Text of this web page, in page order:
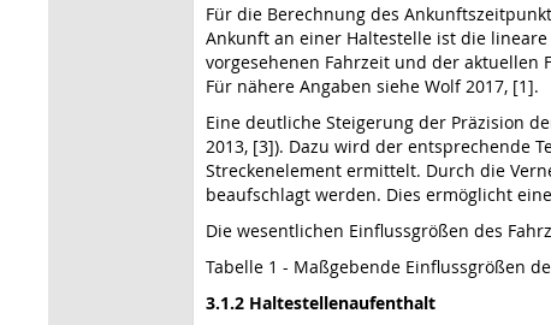
Für die Berechnung des
Ankunft an einer Haltestelle ist die
vorgesehenen Fahrzeit und der aktuellen
Für nähere Angaben siehe Wolf 2017, [1].
Eine deutliche Steigerung der Präzision
2013, [3]). Dazu wird der entsprechende
Streckenelement ermittelt. Durch die
beaufschlagt werden. Dies ermöglicht
Die wesentlichen Einflussgrößen des
Tabelle 1 - Maßgebende Einflussgrößen
3.1.2 Haltestellenaufenthalt